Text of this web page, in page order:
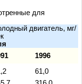
для
двигатель, мг/
1996
61,0